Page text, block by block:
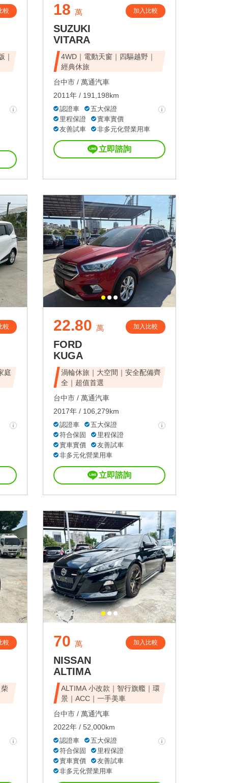
較
｜
18 萬 加入比較
SUZUKI
VITARA
4WD｜電動天窗｜四驅越野｜
經典休旅
台中市 / 萬通汽車
2011年 / 191,198km
認證車
五大保證
里程保證
實車實價
友善試車
非多元化營業用車
立即諮詢
較
庭
22.80 萬 加入比較
FORD
KUGA
渦輪休旅｜大空間｜安全配備齊
全｜超值首選
台中市 / 萬通汽車
2017年 / 106,279km
認證車
五大保證
符合保固
里程保證
實車實價
友善試車
非多元化營業用車
立即諮詢
較 70 萬 加入比較
NISSAN
ALTIMA
ALTIMA 小改款｜智行旗艦｜環
景｜ACC｜一手美車
台中市 / 萬通汽車
2022年 / 52,000km
認證車
五大保證
符合保固
里程保證
實車實價
友善試車
非多元化營業用車